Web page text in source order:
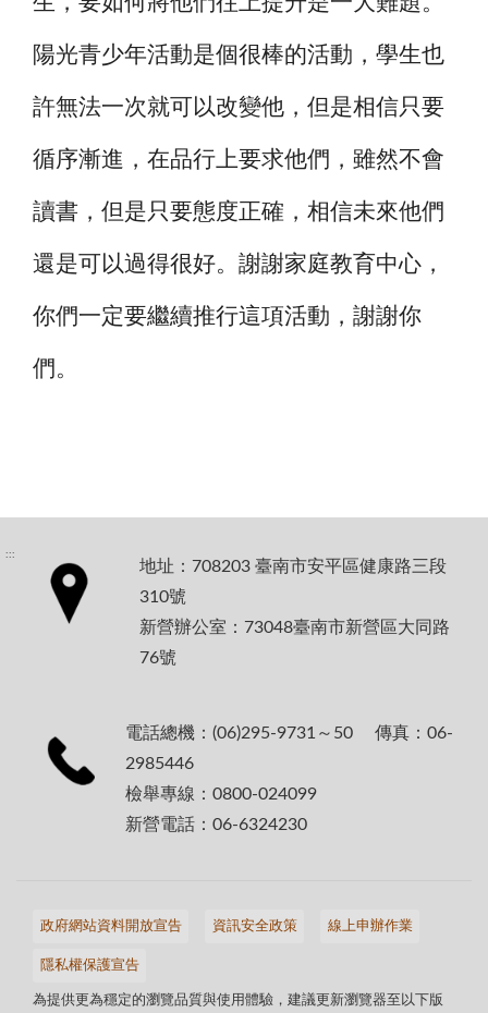
陽光青少年活動是個很棒的活動，學生也
許無法一次就可以改變他，但是相信只要
循序漸進，在品行上要求他們，雖然不會
讀書，但是只要態度正確，相信未來他們
還是可以過得很好。謝謝家庭教育中心，
你們一定要繼續推行這項活動，謝謝你
們。
:::
地址：708203 臺南市安平區健康路三段
310號
新營辦公室：73048臺南市新營區大同路
76號
電話總機：(06)295-9731～50 傳真：06-
2985446
檢舉專線：0800-024099
新營電話：06-6324230
政府網站資料開放宣告 資訊安全政策 線上申辦作業
隱私權保護宣告
為提供更為穩定的瀏覽品質與使用體驗，建議更新瀏覽器至以下版